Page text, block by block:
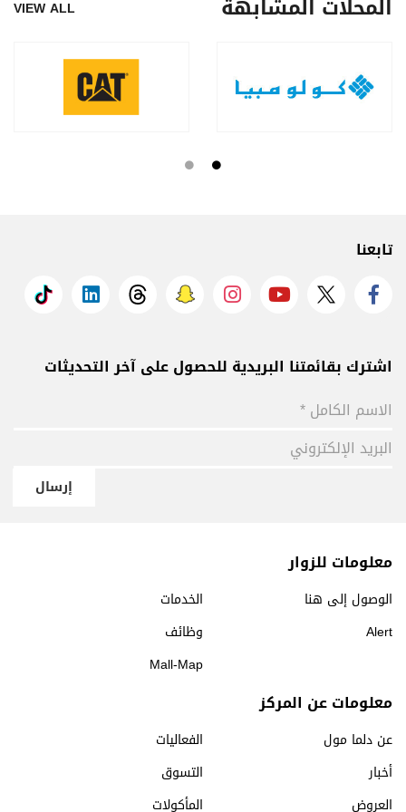
المحلات المشابهة VIEW ALL
تابعنا
اشترك بقائمتنا البريدية للحصول على آخر التحديثات
إرسال
معلومات للزوار
الخدمات
الوصول إلى هنا
وظائف
Alert
Mall-Map
معلومات عن المركز
عن دلما مول
الفعاليات
أخبار
التسوق
العروض
المأكولات